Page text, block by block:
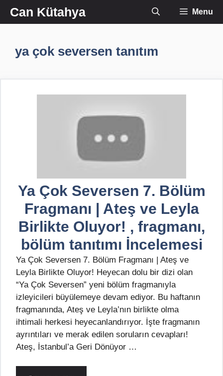
İçeriğe
atlaCan Kütahya Menu
ya çok seversen tanıtım
Ya Çok Seversen 7. Bölüm
Fragmanı | Ateş ve Leyla
Birlikte Oluyor! , fragmanı,
bölüm tanıtımı İncelemesi
Ya Çok Seversen 7. Bölüm Fragmanı | Ateş ve
Leyla Birlikte Oluyor! Heyecan dolu bir dizi olan
“Ya Çok Seversen” yeni bölüm fragmanıyla
izleyicileri büyülemeye devam ediyor. Bu haftanın
fragmanında, Ateş ve Leyla’nın birlikte olma
ihtimali herkesi heyecanlandırıyor. İşte fragmanın
ayrıntıları ve merak edilen soruların cevapları!
Ateş, İstanbul’a Geri Dönüyor …